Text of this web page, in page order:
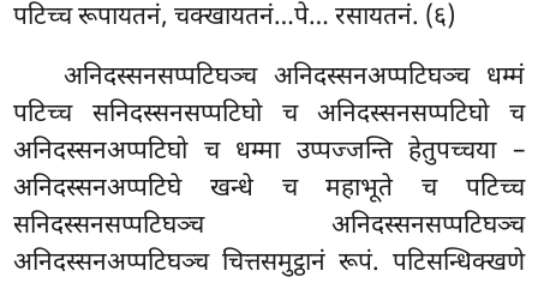
पटिच्च रूपायतनं, चक्खायतनं…पे… रसायतनं. (६)
अनिदस्सनसप्पटिघञ्च अनिदस्सनअप्पटिघञ्च धम्मं
पटिच्च सनिदस्सनसप्पटिघो च अनिदस्सनसप्पटिघो च
अनिदस्सनअप्पटिघो च धम्मा उप्पज्जन्ति हेतुपच्चया –
अनिदस्सनअप्पटिघे खन्धे च महाभूते च पटिच्च
सनिदस्सनसप्पटिघञ्च अनिदस्सनसप्पटिघञ्च
अनिदस्सनअप्पटिघञ्च चित्तसमुट्ठानं रूपं. पटिसन्धिक्खणे